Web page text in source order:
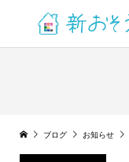
ブログ お知らせ